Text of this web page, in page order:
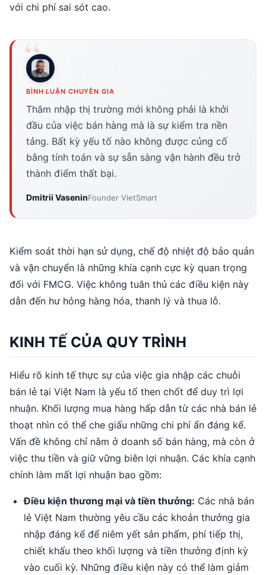
với chi phí sai sót cao.
BÌNH LUẬN CHUYÊN GIA
Thâm nhập thị trường mới không phải là khởi
đầu của việc bán hàng mà là sự kiểm tra nền
tảng. Bất kỳ yếu tố nào không được củng cố
bằng tính toán và sự sẵn sàng vận hành đều trở
thành điểm thất bại.
Dmitrii VaseninFounder VietSmart
Kiểm soát thời hạn sử dụng, chế độ nhiệt độ bảo quản
và vận chuyển là những khía cạnh cực kỳ quan trọng
đối với FMCG. Việc không tuân thủ các điều kiện này
dẫn đến hư hỏng hàng hóa, thanh lý và thua lỗ.
KINH TẾ CỦA QUY TRÌNH
Hiểu rõ kinh tế thực sự của việc gia nhập các chuỗi
bán lẻ tại Việt Nam là yếu tố then chốt để duy trì lợi
nhuận. Khối lượng mua hàng hấp dẫn từ các nhà bán lẻ
thoạt nhìn có thể che giấu những chi phí ẩn đáng kể.
Vấn đề không chỉ nằm ở doanh số bán hàng, mà còn ở
việc thu tiền và giữ vững biên lợi nhuận. Các khía cạnh
chính làm mất lợi nhuận bao gồm:
Điều kiện thương mại và tiền thưởng: Các nhà bán
lẻ Việt Nam thường yêu cầu các khoản thưởng gia
nhập đáng kể để niêm yết sản phẩm, phí tiếp thị,
chiết khấu theo khối lượng và tiền thưởng định kỳ
vào cuối kỳ. Những điều kiện này có thể làm giảm